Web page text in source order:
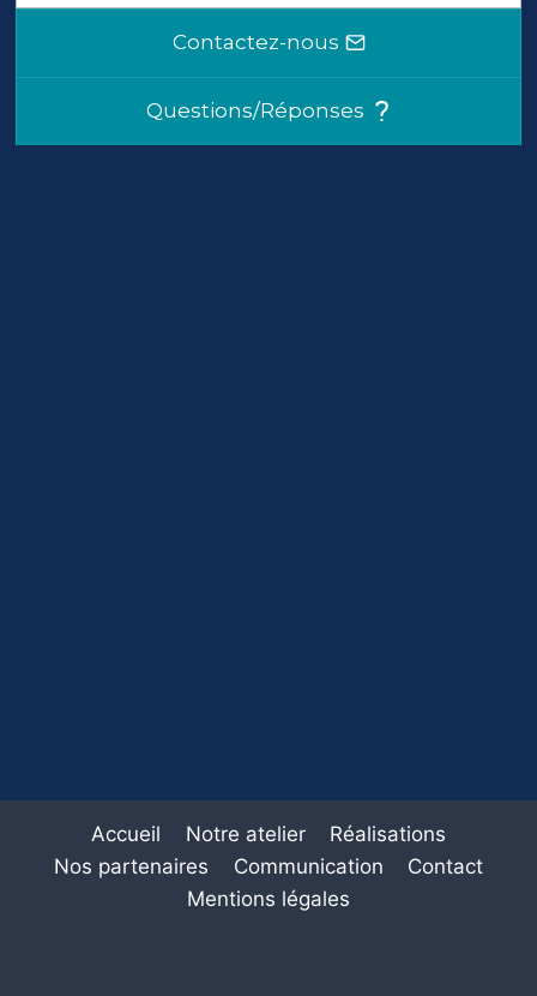
Contactez-nous
Questions/Réponses
Accueil Notre atelier
Réalisations
Nos partenaires
Communication
Contact
Mentions légales